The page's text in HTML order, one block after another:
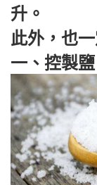
升。
此外，也
一、控製